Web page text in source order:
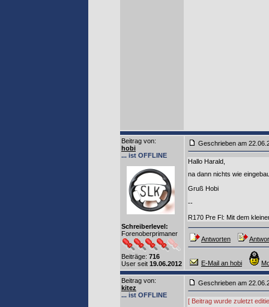
Beitrag von:
hobi
... ist OFFLINE
Schreiberlevel:
Forenoberprimaner
Beiträge: 716
User seit 19.06.2012
Geschrieben am
Hallo Harald,
na dann nichts wie
Gruß Hobi
--
R170 Pre Fl: Mit dem
Antworten
E-Mail an hobi
Beitrag von:
kitez
... ist OFFLINE
Geschrieben am
[ Beitrag wurde zuletzt